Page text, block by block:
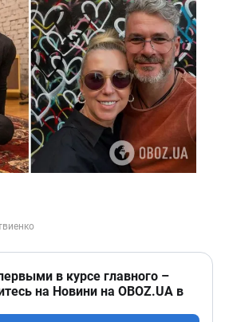
в курсе главного –
на Новини на OBOZ.UA в